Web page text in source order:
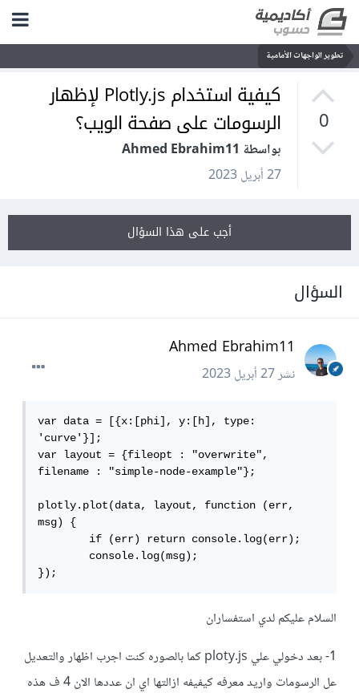
تطوير الواجهات الأمامية
0
كيفية استخدام Plotly.js لإظهار
الرسومات على صفحة الويب؟
بواسطة Ahmed Ebrahim11
27 أبريل 2023
أجب على هذا السؤال
السؤال
Ahmed Ebrahim11
نشر27 أبريل 2023
var data = [{x:[phi], y:[h], type:
'curve'}];
var layout = {fileopt : "overwrite",
filename : "simple-node-example"};
plotly.plot(data, layout, function (err,
msg) {
	if (err) return console.log(err);
	console.log(msg);
});
السلام عليكم لدي استفساران
1- بعد دخولي علي ploty.js كما بالصوره كنت اجرب اظهار والتعديل
عل الرسومات واريد معرفه كيفيفه ازالتها اي ان عددها الان 4 ف هذه